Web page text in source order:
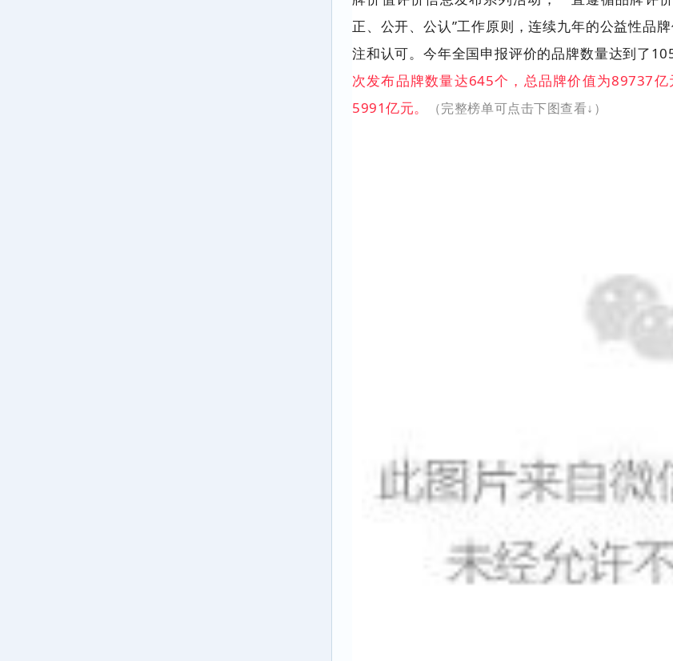
正、公开、公认”工作原则，连续九年的公益性品
注和认可。今年全国申报评价的品牌数量达到了
次发布品牌数量达645个，总品牌价值为89737
5991亿元。
（完整榜单可点击下图查看↓）